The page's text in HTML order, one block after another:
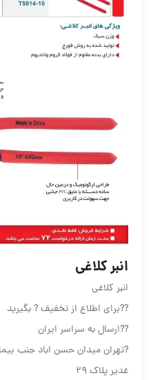
انبر کلاغی
انبر کلاغی
??برای اطلاع از تخفیف ? بگیرید
??ارسال به سراسر ایران
?تهران میدان حسن اباد جنب
غدیر پلاک 29